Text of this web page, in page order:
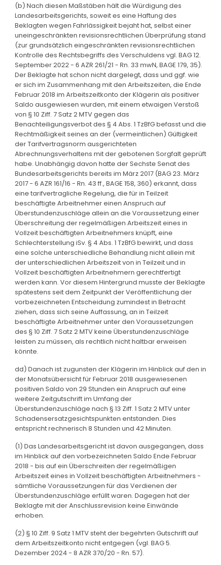
(b) Nach diesen Maßstäben hält die Würdigung des
Landesarbeitsgerichts, soweit es eine Haftung des
Beklagten wegen Fahrlässigkeit bejaht hat, selbst einer
uneingeschränkten revisionsrechtlichen Überprüfung stand
(zur grundsätzlich eingeschränkten revisionsrechtlichen
Kontrolle des Rechtsbegriffs des Verschuldens vgl. BAG 12.
September 2022 - 6 AZR 261/21 - Rn. 33 mwN, BAGE 179, 35).
Der Beklagte hat schon nicht dargelegt, dass und ggf. wie
er sich im Zusammenhang mit den Arbeitszeiten, die Ende
Februar 2018 im Arbeitszeitkonto der Klägerin als positiver
Saldo ausgewiesen wurden, mit einem etwaigen Verstoß
von § 10 Ziff. 7 Satz 2 MTV gegen das
Benachteiligungsverbot des § 4 Abs. 1 TzBfG befasst und die
Rechtmäßigkeit seines an der (vermeintlichen) Gültigkeit
der Tarifvertragsnorm ausgerichteten
Abrechnungsverhaltens mit der gebotenen Sorgfalt geprüft
habe. Unabhängig davon hatte der Sechste Senat des
Bundesarbeitsgerichts bereits im März 2017 (BAG 23. März
2017 - 6 AZR 161/16 - Rn. 43 ff., BAGE 158, 360) erkannt, dass
eine tarifvertragliche Regelung, die für in Teilzeit
beschäftigte Arbeitnehmer einen Anspruch auf
Überstundenzuschläge allein an die Voraussetzung einer
Überschreitung der regelmäßigen Arbeitszeit eines in
Vollzeit beschäftigten Arbeitnehmers knüpft, eine
Schlechterstellung iSv. § 4 Abs. 1 TzBfG bewirkt, und dass
eine solche unterschiedliche Behandlung nicht allein mit
der unterschiedlichen Arbeitszeit von in Teilzeit und in
Vollzeit beschäftigten Arbeitnehmern gerechtfertigt
werden kann. Vor diesem Hintergrund musste der Beklagte
spätestens seit dem Zeitpunkt der Veröffentlichung der
vorbezeichneten Entscheidung zumindest in Betracht
ziehen, dass sich seine Auffassung, an in Teilzeit
beschäftigte Arbeitnehmer unter den Voraussetzungen
des § 10 Ziff. 7 Satz 2 MTV keine Überstundenzuschläge
leisten zu müssen, als rechtlich nicht haltbar erweisen
könnte.
dd) Danach ist zugunsten der Klägerin im Hinblick auf den in
der Monatsübersicht für Februar 2018 ausgewiesenen
positiven Saldo von 29 Stunden ein Anspruch auf eine
weitere Zeitgutschrift im Umfang der
Überstundenzuschläge nach § 13 Ziff. 1 Satz 2 MTV unter
Schadensersatzgesichtspunkten entstanden. Dies
entspricht rechnerisch 8 Stunden und 42 Minuten.
(1) Das Landesarbeitsgericht ist davon ausgegangen, dass
im Hinblick auf den vorbezeichneten Saldo Ende Februar
2018 - bis auf ein Überschreiten der regelmäßigen
Arbeitszeit eines in Vollzeit beschäftigten Arbeitnehmers -
sämtliche Voraussetzungen für das Verdienen der
Überstundenzuschläge erfüllt waren. Dagegen hat der
Beklagte mit der Anschlussrevision keine Einwände
erhoben.
(2) § 10 Ziff. 9 Satz 1 MTV steht der begehrten Gutschrift auf
dem Arbeitszeitkonto nicht entgegen (vgl. BAG 5.
Dezember 2024 - 8 AZR 370/20 - Rn. 57).